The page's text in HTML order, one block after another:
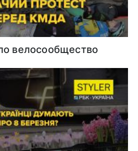
велосообщество